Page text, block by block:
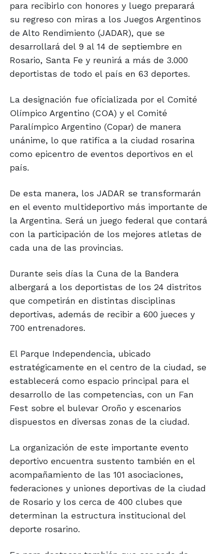
para recibirlo con honores y luego preparará
su regreso con miras a los Juegos Argentinos
de Alto Rendimiento (JADAR), que se
desarrollará del 9 al 14 de septiembre en
Rosario, Santa Fe y reunirá a más de 3.000
deportistas de todo el país en 63 deportes.
La designación fue oficializada por el Comité
Olímpico Argentino (COA) y el Comité
Paralímpico Argentino (Copar) de manera
unánime, lo que ratifica a la ciudad rosarina
como epicentro de eventos deportivos en el
país.
De esta manera, los JADAR se transformarán
en el evento multideportivo más importante de
la Argentina. Será un juego federal que contará
con la participación de los mejores atletas de
cada una de las provincias.
Durante seis días la Cuna de la Bandera
albergará a los deportistas de los 24 distritos
que competirán en distintas disciplinas
deportivas, además de recibir a 600 jueces y
700 entrenadores.
El Parque Independencia, ubicado
estratégicamente en el centro de la ciudad, se
establecerá como espacio principal para el
desarrollo de las competencias, con un Fan
Fest sobre el bulevar Oroño y escenarios
dispuestos en diversas zonas de la ciudad.
La organización de este importante evento
deportivo encuentra sustento también en el
acompañamiento de las 101 asociaciones,
federaciones y uniones deportivas de la ciudad
de Rosario y los cerca de 400 clubes que
determinan la estructura institucional del
deporte rosarino.